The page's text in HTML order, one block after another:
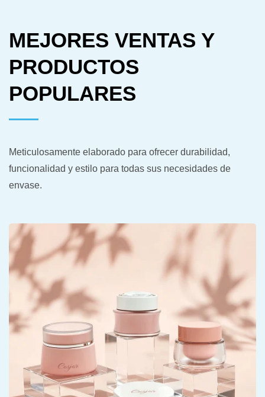
MEJORES VENTAS Y
PRODUCTOS
POPULARES
Meticulosamente elaborado para ofrecer durabilidad,
funcionalidad y estilo para todas sus necesidades de
envase.